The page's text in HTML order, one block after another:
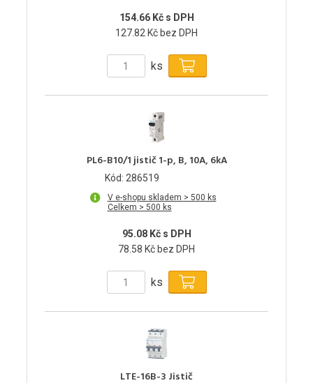
154.66 Kč s DPH
127.82 Kč bez DPH
ks
PL6-B10/1 jistič 1-p, B, 10A, 6kA
Kód: 286519
V e-shopu skladem > 500 ks
Celkem > 500 ks
95.08 Kč s DPH
78.58 Kč bez DPH
ks
LTE-16B-3 Jistič